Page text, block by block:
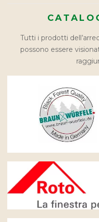
Tutti i prodotti
possono essere